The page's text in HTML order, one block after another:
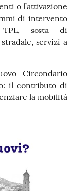
o l’attivazione
di intervento
TPL, sosta di
servizi a
Circondario
il contributo di
la mobilità